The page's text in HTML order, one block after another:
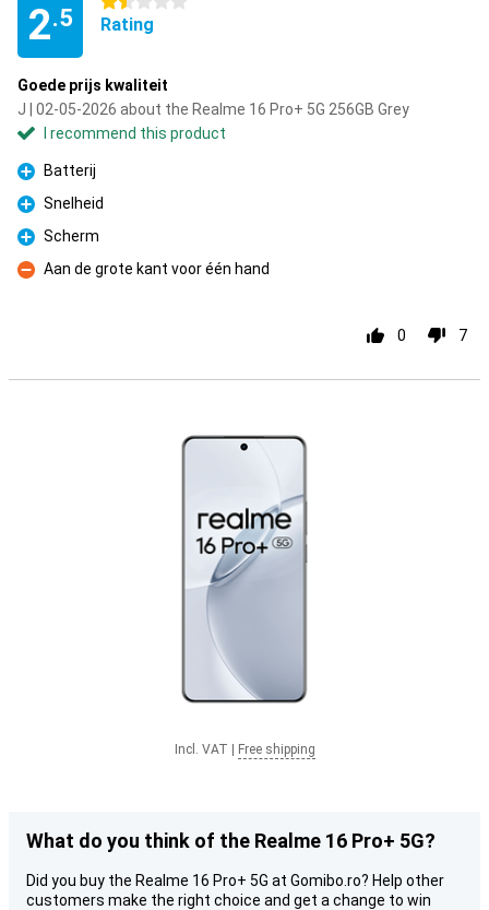
2.5 Rating
Goede prijs kwaliteit
J | 02-05-2026 about the Realme 16 Pro+ 5G 256GB Grey
I recommend this product
Pro
Batterij
Pro
Snelheid
Pro
Scherm
Con
Aan de grote kant voor één hand
0 7
Incl. VAT Free shipping
What do you think of the Realme 16 Pro+ 5G?
Did you buy the Realme 16 Pro+ 5G at Gomibo.ro? Help other
customers make the right choice and get a change to win